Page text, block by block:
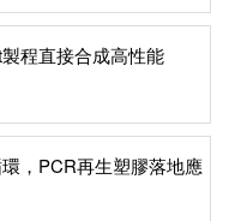
程直接合成高性能
，PCR再生塑膠落地應